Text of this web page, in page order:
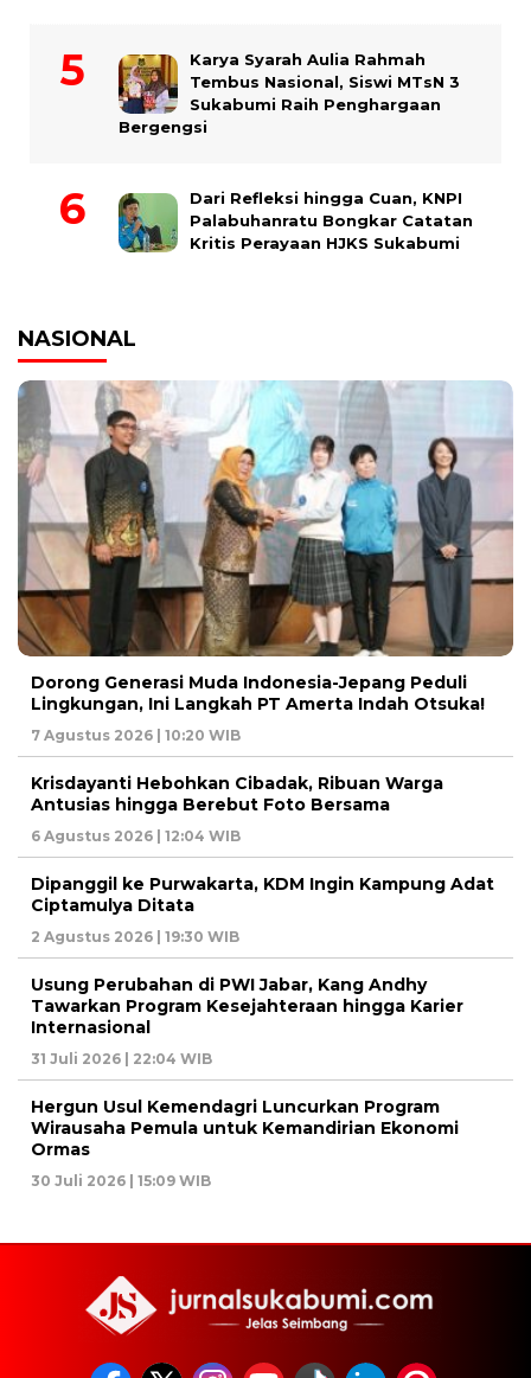
Karya Syarah Aulia Rahmah
Tembus Nasional, Siswi MTsN 3
Sukabumi Raih Penghargaan
Bergengsi
Dari Refleksi hingga Cuan, KNPI
Palabuhanratu Bongkar Catatan
Kritis Perayaan HJKS Sukabumi
NASIONAL
Dorong Generasi Muda Indonesia-Jepang Peduli
Lingkungan, Ini Langkah PT Amerta Indah Otsuka!
7 Agustus 2026 | 10:20 WIB
Krisdayanti Hebohkan Cibadak, Ribuan Warga
Antusias hingga Berebut Foto Bersama
6 Agustus 2026 | 12:04 WIB
Dipanggil ke Purwakarta, KDM Ingin Kampung Adat
Ciptamulya Ditata
2 Agustus 2026 | 19:30 WIB
Usung Perubahan di PWI Jabar, Kang Andhy
Tawarkan Program Kesejahteraan hingga Karier
Internasional
31 Juli 2026 | 22:04 WIB
Hergun Usul Kemendagri Luncurkan Program
Wirausaha Pemula untuk Kemandirian Ekonomi
Ormas
30 Juli 2026 | 15:09 WIB